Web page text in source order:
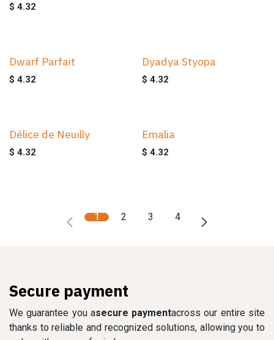
$ 4.32
Dwarf Parfait
$ 4.32
Dyadya Styopa
$ 4.32
Délice de Neuilly
$ 4.32
Emalia
$ 4.32
1 2 3 4
Secure payment
We guarantee you asecure paymentacross our entire site
thanks to reliable and recognized solutions, allowing you to